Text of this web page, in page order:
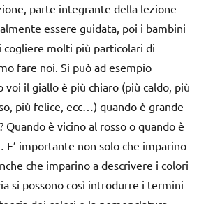
parte integrante della lezione
essere guidata, poi i bambini
cogliere molti più particolari di
fare noi. Si può ad esempio
voi il giallo è più chiaro (più caldo, più
più felice, ecc…) quando è grande
Quando è vicino al rosso o quando è
E’ importante non solo che imparino
che imparino a descrivere i colori
si possono così introdurre i termini